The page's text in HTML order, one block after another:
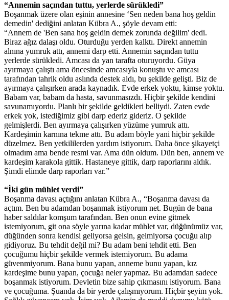
“Annemin saçından tuttu, yerlerde sürükledi”
Boşanmak üzere olan eşinin annesine ‘Sen neden bana hoş geldin
demedin' dediğini anlatan Kübra A., şöyle devam etti:
“Annem de 'Ben sana hoş geldin demek zorunda değilim' dedi.
Biraz ağız dalaşı oldu. Oturduğu yerden kalktı. Direkt annemin
alnına yumruk attı, annemi darp etti. Annemin saçından tuttu
yerlerde sürükledi. Amcası da yan tarafta oturuyordu. Güya
ayırmaya çalıştı ama öncesinde amcasıyla konuştu ve amcası
tarafından tahrik oldu aslında destek aldı, bu şekilde gelişti. Biz de
ayırmaya çalışırken arada kaynadık. Evde erkek yoktu, kimse yoktu.
Babam var, babam da hasta, savunmasızdı. Hiçbir şekilde kendini
savunamıyordu. Planlı bir şekilde geldikleri belliydi. Zaten evde
erkek yok, istediğimiz gibi darp ederiz gideriz. O şekilde
gelmişlerdi. Ben ayırmaya çalışırken yüzüme yumruk attı.
Kardeşimin karnına tekme attı. Bu adam böyle yani hiçbir şekilde
düzelmez. Ben yetkililerden yardım istiyorum. Daha önce şikayetçi
olmadım ama bende resmi var. Ama dün oldum. Dün ben, annem ve
kardeşim karakola gittik. Hastaneye gittik, darp raporlarını aldık.
Şimdi elimde darp raporları var.”
“İki gün mühlet verdi”
Boşanma davası açtığını anlatan Kübra A., “Boşanma davası da
açtım. Ben bu adamdan boşanmak istiyorum net. Bugün de bana
haber saldılar komşum tarafından. Ben onun evine gitmek
istemiyorum, git ona söyle yarına kadar mühlet var, düğünümüz var,
düğünden sonra kendisi geliyorsa gelsin, gelmiyorsa çocuğu alıp
gidiyoruz. Bu tehdit değil mi? Bu adam beni tehdit etti. Ben
çocuğumu hiçbir şekilde vermek istemiyorum. Bu adama
güvenmiyorum. Bana bunu yapan, anneme bunu yapan, kız
kardeşime bunu yapan, çocuğa neler yapmaz. Bu adamdan sadece
boşanmak istiyorum. Devletin bize sahip çıkmasını istiyorum. Bana
ve çocuğuma. Şuanda da bir yerde çalışmıyorum. Hiçbir şeyim yok.